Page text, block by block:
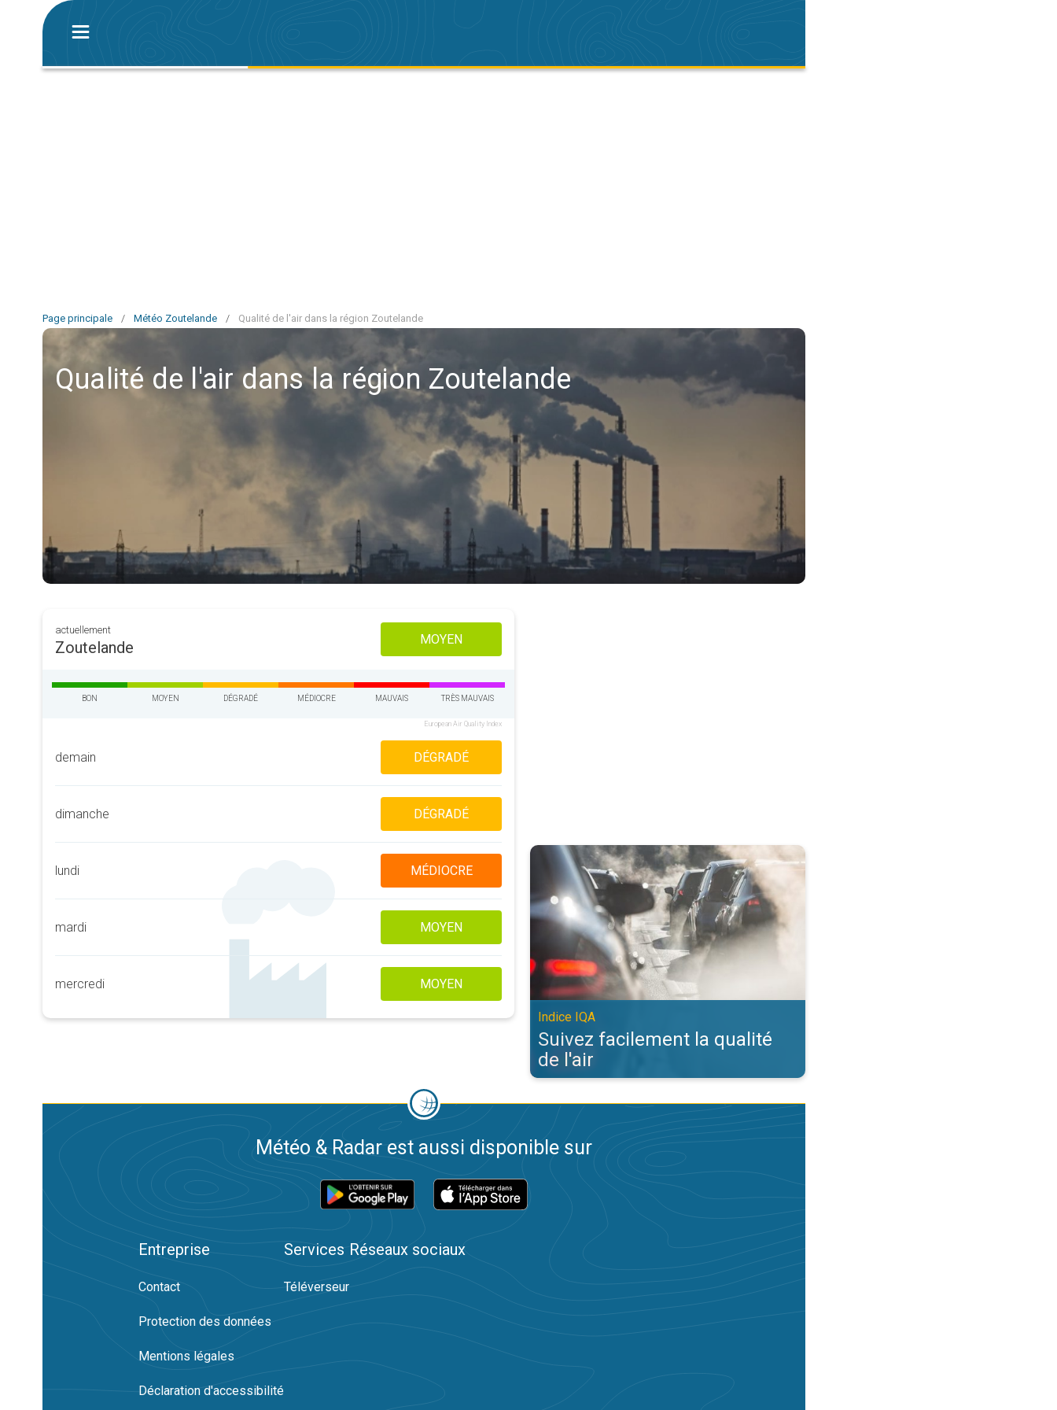
Page principale / Météo Zoutelande / Qualité de l'air dans la région Zoutelande
Qualité de l'air dans la région Zoutelande
actuellement
Zoutelande MOYEN
BON MOYEN DÉGRADÉ MÉDIOCRE MAUVAIS TRÈS MAUVAIS
European Air Quality Index
demain DÉGRADÉ
dimanche DÉGRADÉ
lundi MÉDIOCRE
mardi MOYEN
mercredi MOYEN
Suivez facilement la qualité de l'air. Indice IQA. . .
Indice IQA
Suivez facilement la qualité
de l'air
Météo & Radar est aussi disponible sur
Entreprise
Contact
Protection des données
Mentions légales
Déclaration d'accessibilité
Services
Téléverseur
Réseaux sociaux